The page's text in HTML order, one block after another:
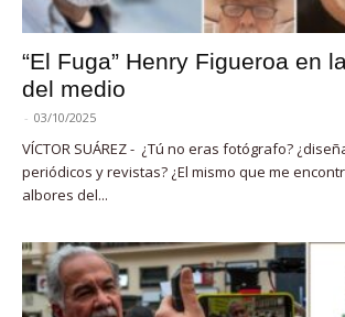
“El Fuga” Henry Figueroa en
del medio
- 03/10/2025
VÍCTOR SUÁREZ - ¿Tú no eras fotógrafo?
periódicos y revistas? ¿El mismo que me
albores del...